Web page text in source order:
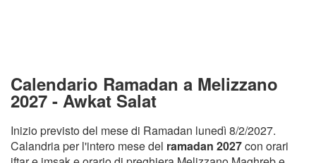
Calendario Ramadan a Melizzano
2027 - Awkat Salat
Inizio previsto del mese di Ramadan lunedì 8/2/2027.
Calandria per l'intero mese del ramadan 2027con orari